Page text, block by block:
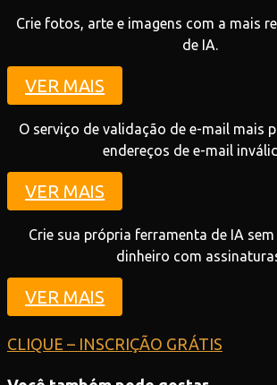
Crie fotos, arte e imagens com a mais
de IA.
VER MAIS
O serviço de validação de e-mail mais
endereços de e-mail
VER MAIS
Crie sua própria ferramenta de IA
dinheiro com
VER MAIS
CLIQUE – INSCRIÇÃO GRÁTIS